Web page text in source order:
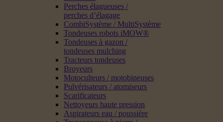
Perches élagueuses /
perches d’élagage
CombiSystème / MultiSystème
Tondeuses robots iMOW®
Tondeuses à gazon /
tondeuses mulching
Tracteurs tondeuses
Broyeurs
Motoculteurs / motobineuses
Pulvérisateurs / atomiseurs
Scarificateurs
Nettoyeurs haute pression
Aspirateurs eau / poussière